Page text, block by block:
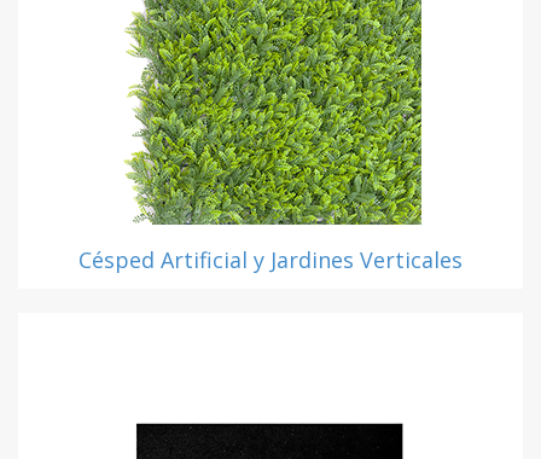
Césped Artificial y Jardines Verticales